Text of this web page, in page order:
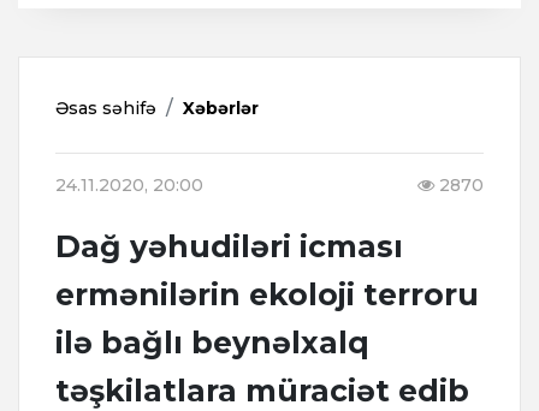
Əsas səhifə Xəbərlər
24.11.2020, 20:00 2870
Dağ yəhudiləri icması
ermənilərin ekoloji terroru
ilə bağlı beynəlxalq
təşkilatlara müraciət edib